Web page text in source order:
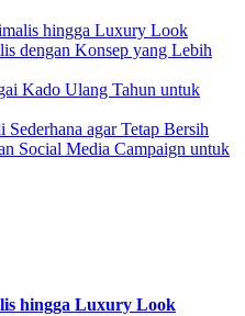
hingga Luxury Look
dengan Konsep yang Lebih
Kado Ulang Tahun untuk
agar Tetap Bersih
Social Media Campaign untuk
hingga Luxury Look